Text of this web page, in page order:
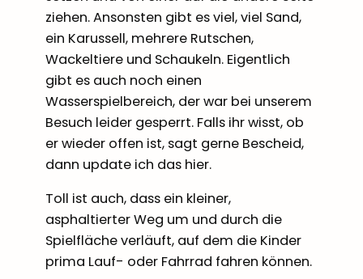
ziehen. Ansonsten gibt es viel, viel Sand,
ein Karussell, mehrere Rutschen,
Wackeltiere und Schaukeln. Eigentlich
gibt es auch noch einen
Wasserspielbereich, der war bei unserem
Besuch leider gesperrt. Falls ihr wisst, ob
er wieder offen ist, sagt gerne Bescheid,
dann update ich das hier.
Toll ist auch, dass ein kleiner,
asphaltierter Weg um und durch die
Spielfläche verläuft, auf dem die Kinder
prima Lauf- oder Fahrrad fahren können.